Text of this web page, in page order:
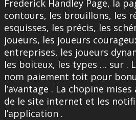
Frederick Handley Page, la
contours, les brouillons, les
esquisses, les précis, les
joueurs, les joueurs
entreprises, les joueurs
les boiteux, les types … sur .
nom paiement toit pour
l’avantage . La chopine
de le site internet et les
l’application .